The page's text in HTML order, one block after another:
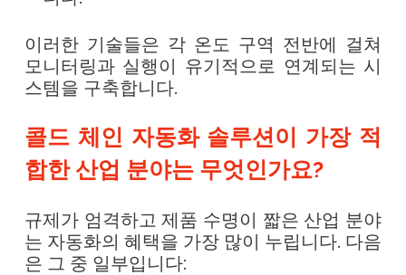
이러한 기술들은 각 온도 구역 전반에 걸쳐
모니터링과 실행이 유기적으로 연계되는 시
스템을 구축합니다.
콜드 체인 자동화 솔루션이 가장 적
합한 산업 분야는 무엇인가요?
규제가 엄격하고 제품 수명이 짧은 산업 분야
는 자동화의 혜택을 가장 많이 누립니다. 다음
은 그 중 일부입니다: